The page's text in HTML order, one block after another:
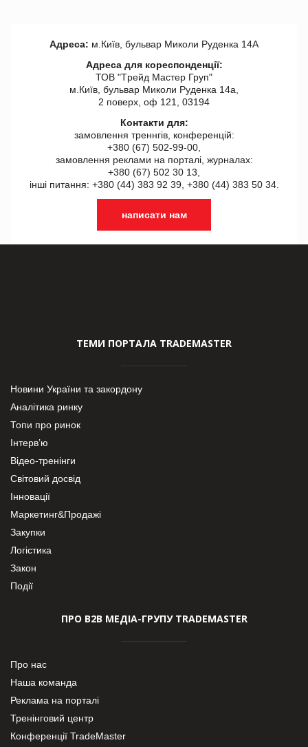
Адреса: м.Київ, бульвар Миколи Руденка 14А
Адреса для кореспонденції:
ТОВ "Tрейд Мастер Груп"
м.Київ, бульвар Миколи Руденка 14а,
2 поверх, оф 121, 03194
Контакти для:
замовлення треннгів, конференцій:
+380 (67) 502-99-00,
замовлення реклами на порталі, журналах:
+380 (67) 502 30 13,
інші питання: +380 (44) 383 92 39, +380 (44) 383 50 34.
написати нам
ТЕМИ ПОРТАЛА TRADEMASTER
Новини України та закордону
Аналітика ринку
Топи про ринок
Інтерв’ю
Відео-тренінги
Світовий досвід
Інновації
Маркетинг&Продажі
Закупки
Логістика
Закон
Події
ПРО В2В МЕДІА-ГРУПУ TRADEMASTER
Про нас
Наша команда
Реклама на порталі
Тренінговий центр
Конференції TradeMaster